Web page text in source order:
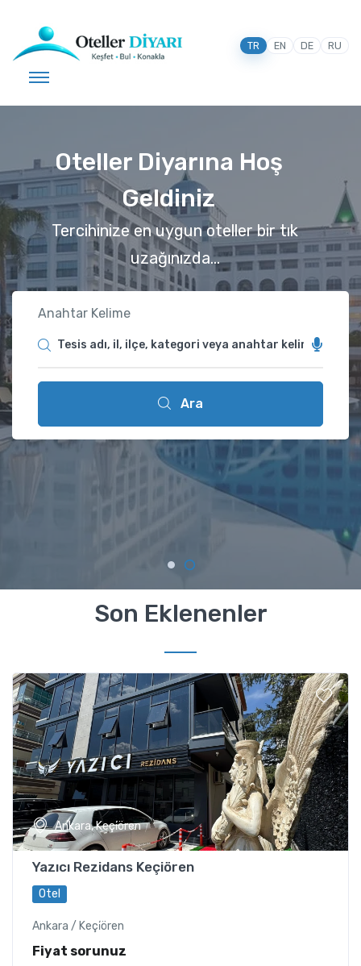
TR EN DE RU
Oteller Diyarına Hoş
Geldiniz
Tercihinize en uygun oteller bir tık
uzağınızda...
Anahtar Kelime
Ara
Oteller Diyarına Hoş
Geldiniz
Tercihinize en uygun oteller bir tık
uzağınızda...
Anahtar Kelime
Ara
Son Eklenenler
Ankara, Keçi̇ören
Yazıcı Rezidans Keçiören
Otel
Ankara / Keçi̇ören
Fiyat sorunuz